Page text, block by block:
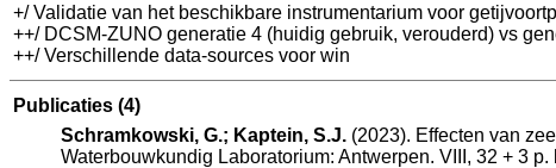
+/ Validatie van het beschikbare instrumentarium voor
++/ DCSM-ZUNO generatie 4 (huidig gebruik, verouderd) vs
++/ Verschillende data-sources voor win
Publicaties (4)
Schramkowski, G.; Kaptein, S.J. (2023). Effecten van
Waterbouwkundig Laboratorium: Antwerpen. VIII, 32 + 3 p.